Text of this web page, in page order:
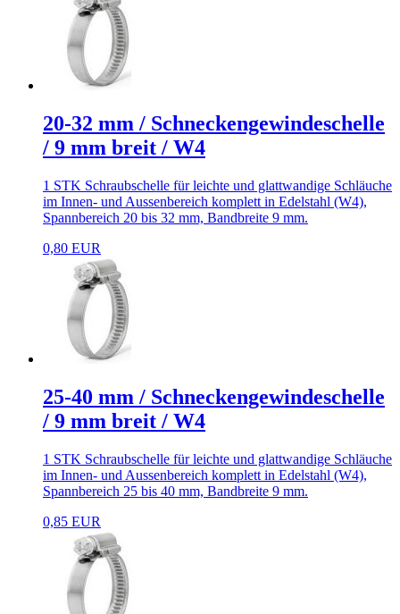
20-32 mm / Schneckengewindeschelle
/ 9 mm breit / W4
1 STK Schraubschelle für leichte und glattwandige Schläuche
im Innen- und Aussenbereich komplett in Edelstahl (W4),
Spannbereich 20 bis 32 mm, Bandbreite 9 mm.
0,80 EUR
25-40 mm / Schneckengewindeschelle
/ 9 mm breit / W4
1 STK Schraubschelle für leichte und glattwandige Schläuche
im Innen- und Aussenbereich komplett in Edelstahl (W4),
Spannbereich 25 bis 40 mm, Bandbreite 9 mm.
0,85 EUR